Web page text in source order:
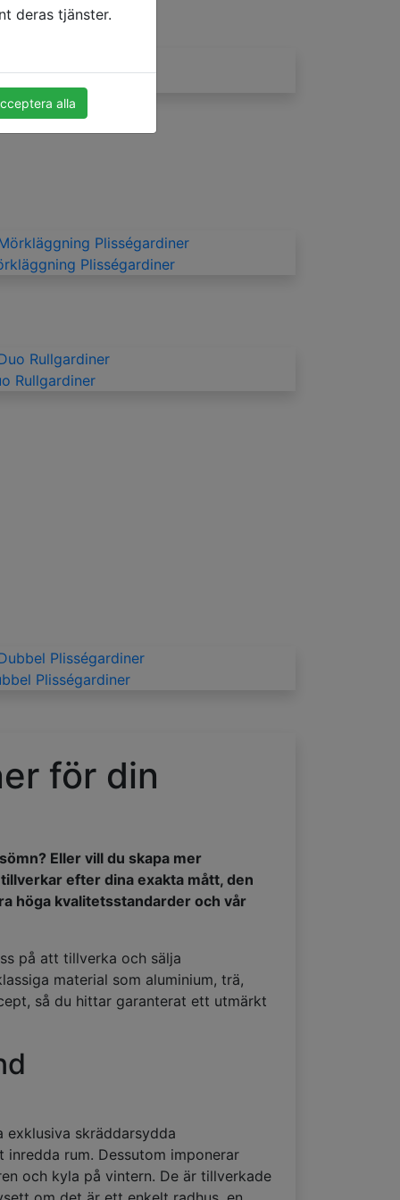
deras tjänster.
alla
Plisségardiner
Rullgardiner
Plisségardiner
för din
Eller vill du skapa mer
efter dina exakta mått, den
höga kvalitetsstandarder och vår
på att tillverka och sälja
material som aluminium, trä,
så du hittar garanterat ett utmärkt
exklusiva skräddarsydda
rum. Dessutom imponerar
och kyla på vintern. De är tillverkade